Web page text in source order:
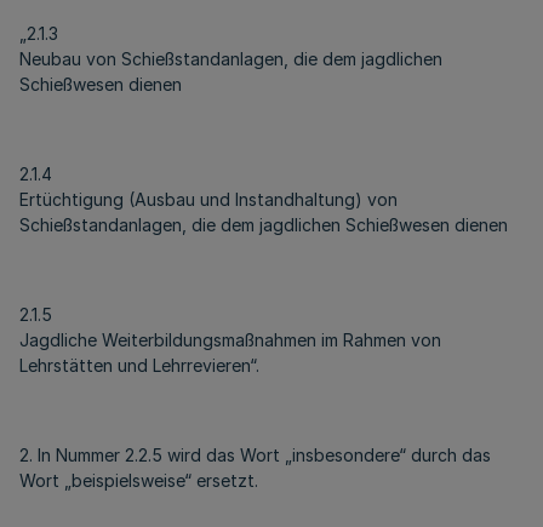
„2.1.3
Neubau von Schießstandanlagen, die dem jagdlichen
Schießwesen dienen
2.1.4
Ertüchtigung (Ausbau und Instandhaltung) von
Schießstandanlagen, die dem jagdlichen Schießwesen dienen
2.1.5
Jagdliche Weiterbildungsmaßnahmen im Rahmen von
Lehrstätten und Lehrrevieren“.
2. In Nummer 2.2.5 wird das Wort „insbesondere“ durch das
Wort „beispielsweise“ ersetzt.